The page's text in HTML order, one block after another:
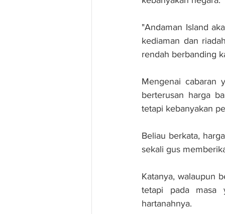
"Andaman Island
kediaman dan
rendah berbanding
Mengenai cabaran
berterusan harga
tetapi kebanyakan
Beliau berkata,
sekali gus
Katanya, walaupun
tetapi pada masa
hartanahnya.